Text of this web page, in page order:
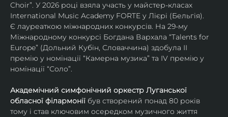
Choir”. У 2026 році взяла участь у майстер-класах
International Music Academy FORTE у Лієрі (Бельгія).
Є лауреаткою міжнародних конкурсів. На 29-му
Міжнародному конкурсі Богдана Вархала “Talents for
Europe” (Дольний Кубін, Словаччина) здобула ІІ
премію у номінації “Камерна музика” та IV премію у
номінації “Соло”.
Академічний симфонічний оркестр Луганської
обласної філармонії був створений понад 80 років
тому і став ключовим осередком музичного життя